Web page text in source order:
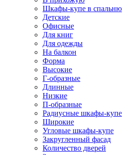
Шкафы-купе в спальню
Детские
Офисные
Для книг
Для одежды
На балкон
Форма
Высокие
Г-образные
Длинные
Низкие
П-образные
Радиусные шкафы-купе
Широкие
Угловые шкафы-купе
Закругленный фасад
Количество дверей